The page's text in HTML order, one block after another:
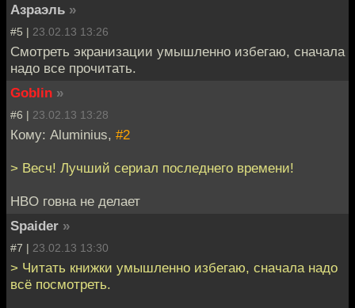
Азраэль »
#5 | 23.02.13 13:26
Смотреть экранизации умышленно избегаю, сначала
надо все прочитать.
Goblin »
#6 | 23.02.13 13:28
Кому: Aluminius, #2
> Весч! Лучший сериал последнего времени!
HBO говна не делает
Spaider »
#7 | 23.02.13 13:30
> Читать книжки умышленно избегаю, сначала надо
всё посмотреть.